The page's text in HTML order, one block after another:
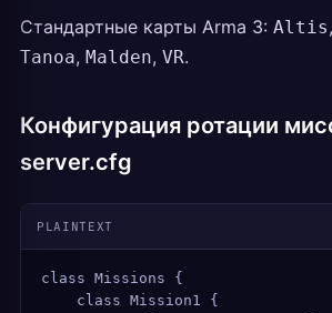
Стандартные карты Arma 3: Altis,
Tanoa, Malden, VR.
Конфигурация ротации
server.cfg
PLAINTEXT
class Missions {
    class Mission1 {